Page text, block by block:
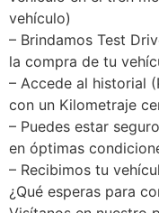
vehículo)
– Brindamos Test
la compra de tu
– Accede al historial
con un Kilometraje
– Puedes estar
en óptimas
– Recibimos tu
¿Qué esperas para